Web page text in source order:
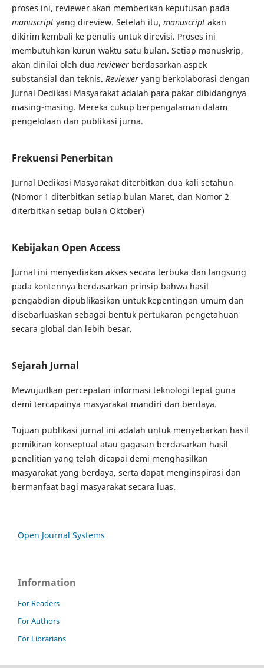
proses ini, reviewer akan memberikan keputusan pada
manuscriptyang direview. Setelah itu, manuscriptakan
dikirim kembali ke penulis untuk direvisi. Proses ini
membutuhkan kurun waktu satu bulan. Setiap manuskrip,
akan dinilai oleh dua reviewerberdasarkan aspek
substansial dan teknis. Revieweryang berkolaborasi dengan
Jurnal Dedikasi Masyarakat adalah para pakar dibidangnya
masing-masing. Mereka cukup berpengalaman dalam
pengelolaan dan publikasi jurna.
Frekuensi Penerbitan
Jurnal Dedikasi Masyarakat diterbitkan dua kali setahun
(Nomor 1 diterbitkan setiap bulan Maret, dan Nomor 2
diterbitkan setiap bulan Oktober)
Kebijakan Open Access
Jurnal ini menyediakan akses secara terbuka dan langsung
pada kontennya berdasarkan prinsip bahwa hasil
pengabdian dipublikasikan untuk kepentingan umum dan
disebarluaskan sebagai bentuk pertukaran pengetahuan
secara global dan lebih besar.
Sejarah Jurnal
Mewujudkan percepatan informasi teknologi tepat guna
demi tercapainya masyarakat mandiri dan berdaya.
Tujuan publikasi jurnal ini adalah untuk menyebarkan hasil
pemikiran konseptual atau gagasan berdasarkan hasil
penelitian yang telah dicapai demi menghasilkan
masyarakat yang berdaya, serta dapat menginspirasi dan
bermanfaat bagi masyarakat secara luas.
Open Journal Systems
Information
For Readers
For Authors
For Librarians